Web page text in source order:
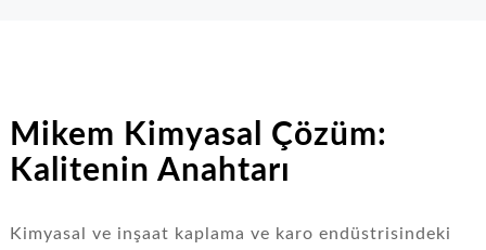
Mikem Kimyasal Çözüm:
Kalitenin Anahtarı
Kimyasal ve inşaat kaplama ve karo endüstrisindeki